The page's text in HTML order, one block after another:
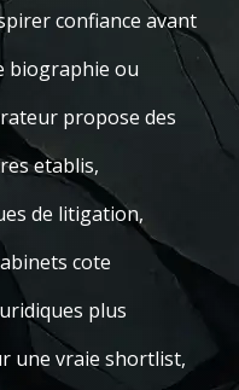
confiance avant
biographie ou
propose des
etablis,
de litigation,
cote
plus
une vraie shortlist,